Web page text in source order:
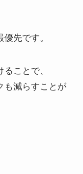
先です。
ことで、
も減らすことが